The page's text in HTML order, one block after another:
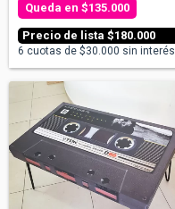
$180.000
$135.000
6 cuotas de $30.000 sin interés